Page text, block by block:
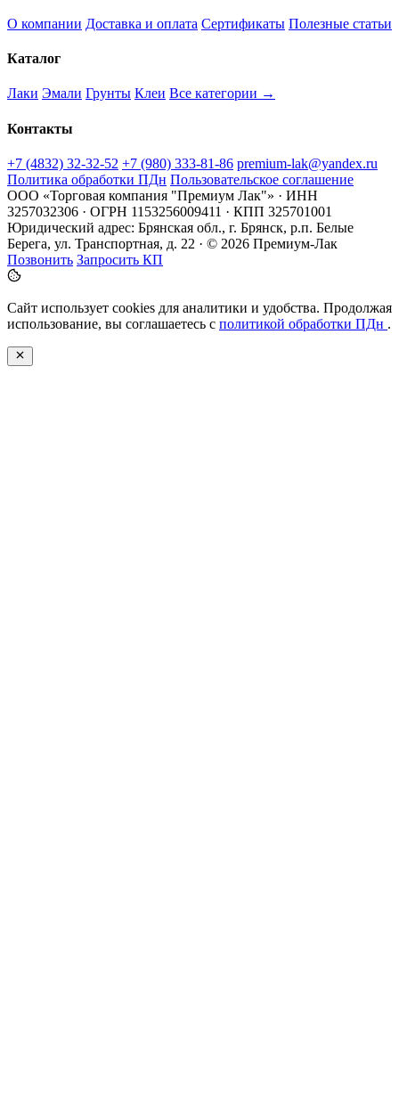
О компании Доставка и оплата Сертификаты Полезные статьи
Каталог
Лаки Эмали Грунты Клеи Все категории →
Контакты
+7 (4832) 32-32-52 +7 (980) 333-81-86 premium-lak@yandex.ru
Политика обработки ПДн Пользовательское соглашение
ООО «Торговая компания "Премиум Лак"» · ИНН
3257032306 · ОГРН 1153256009411 · КПП 325701001
Юридический адрес: Брянская обл., г. Брянск, р.п. Белые
Берега, ул. Транспортная, д. 22 · © 2026 Премиум-Лак
Позвонить Запросить КП
Сайт использует cookies для аналитики и удобства. Продолжая
использование, вы соглашаетесь с политикой обработки ПДн .